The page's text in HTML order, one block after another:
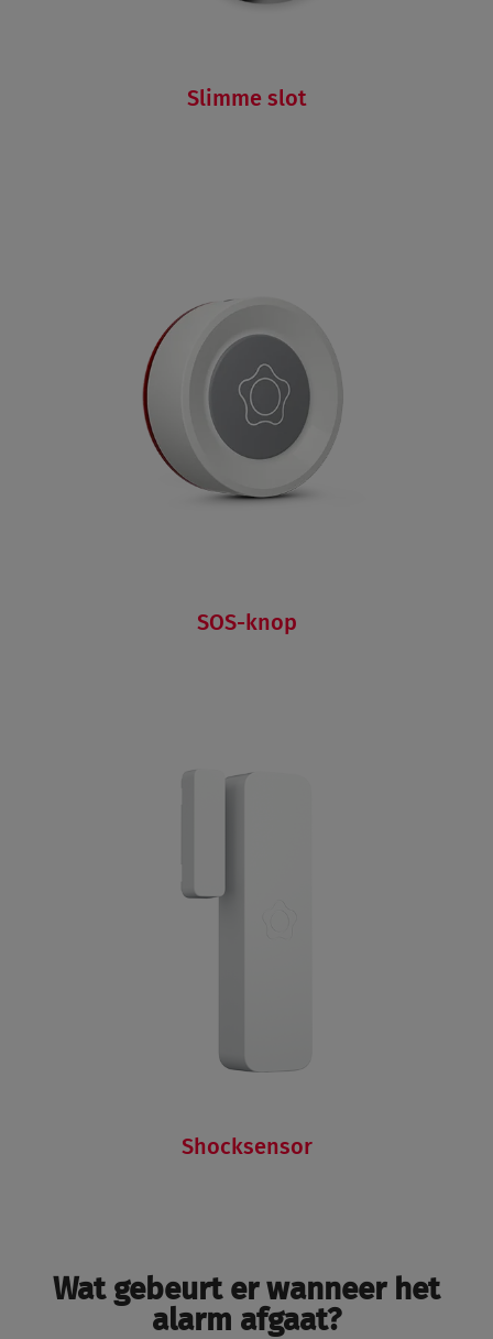
Slimme slot
SOS-knop
Shocksensor
Wat gebeurt er wanneer het
alarm afgaat?